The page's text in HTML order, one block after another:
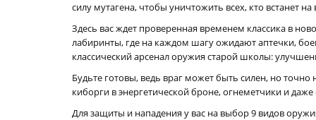
силу мутагена, чтобы уничтожить всех, кто встанет
Здесь вас ждет проверенная временем классика в
лабиринты, где на каждом шагу ожидают аптечки,
классический арсенал оружия старой школы:
Будьте готовы, ведь враг может быть силен, но
киборги в энергетической броне, огнеметчики и
Для защиты и нападения у вас на выбор 9 видов